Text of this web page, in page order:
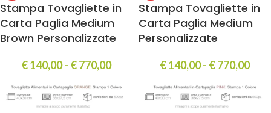
Stampa Tovagliette in
Carta Paglia Medium
Brown Personalizzate
€140,00- €770,00
Stampa Tovagliette in
Carta Paglia Medium
Personalizzate
€140,00- €770,00